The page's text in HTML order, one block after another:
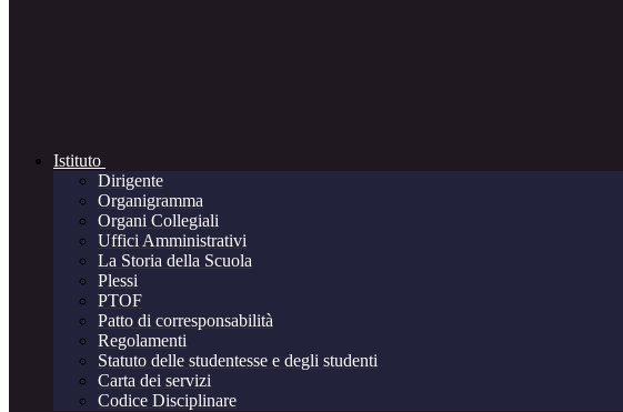
Istituto
Dirigente
Organigramma
Organi Collegiali
Uffici Amministrativi
La Storia della Scuola
Plessi
PTOF
Patto di corresponsabilità
Regolamenti
Statuto delle studentesse e degli studenti
Carta dei servizi
Codice Disciplinare